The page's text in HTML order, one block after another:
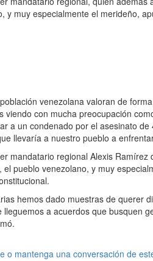
y muy especialmente el merideño,
venezolana valoran de
viendo con mucha preocupación
a un condenado por el asesinato
llevaría a nuestro pueblo a
mandatario regional Alexis
pueblo venezolano, y muy
hemos dado muestras de querer
a acuerdos que busquen
o mantenga una conversación de